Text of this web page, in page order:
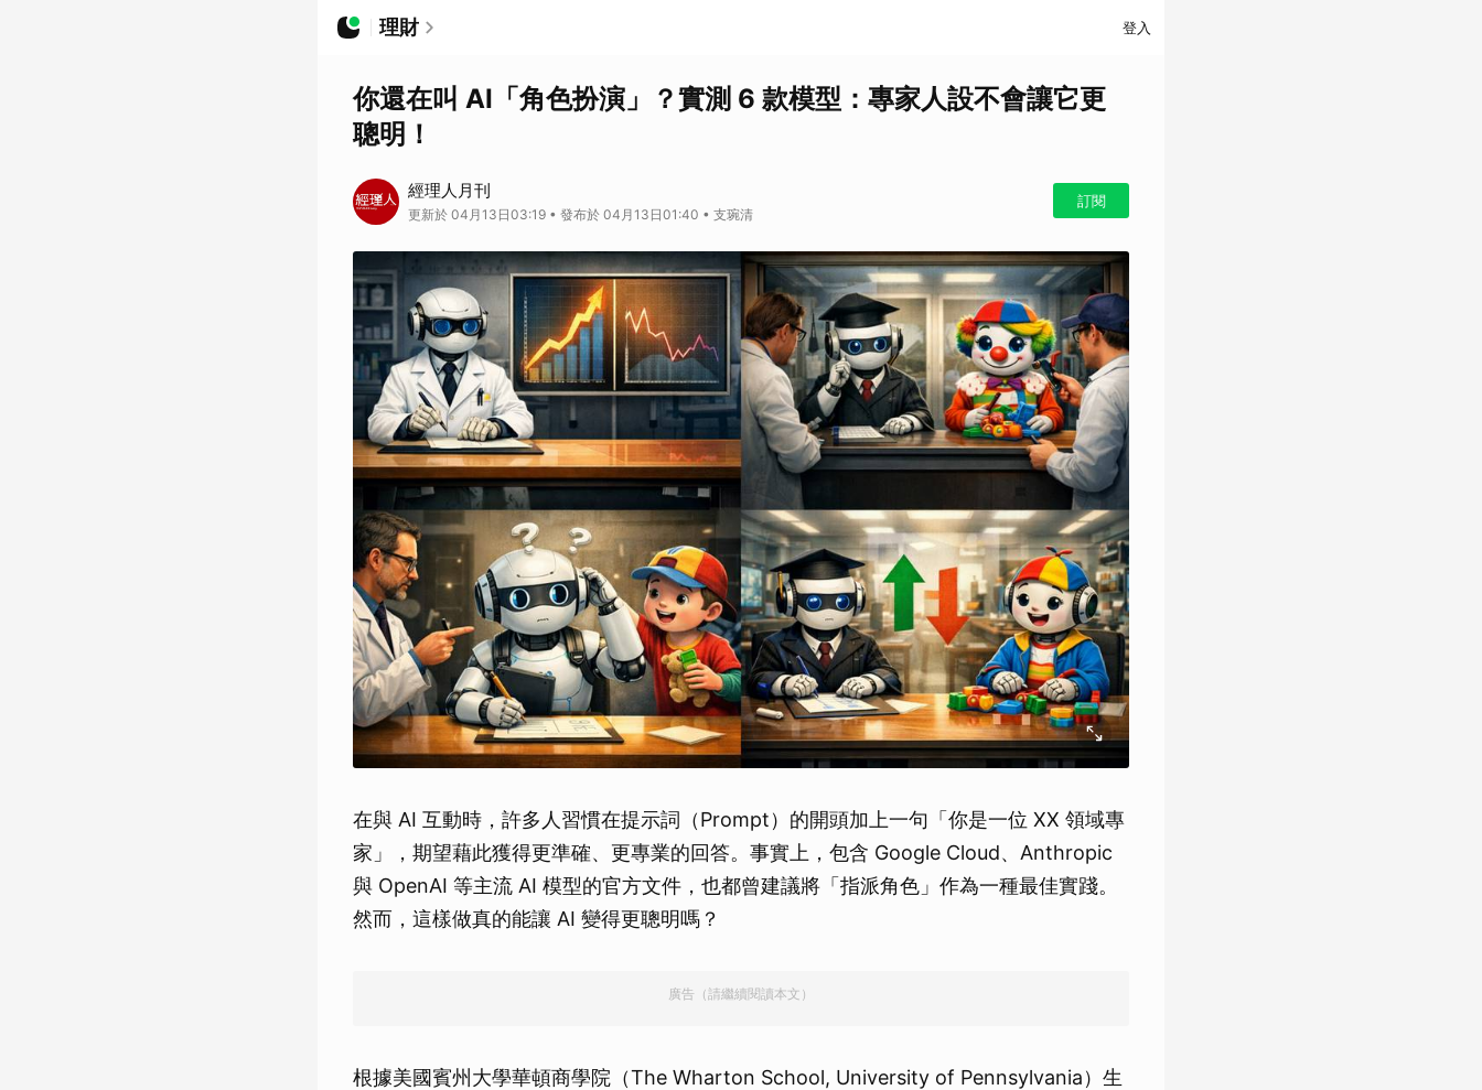
理財 登入
你還在叫 AI「角色扮演」？實測 6 款模型：專家人設不會讓它更
聰明！
經理人月刊
更新於 04月13日03:19 • 發布於 04月13日01:40 • 支琬清
訂閱
在與 AI 互動時，許多人習慣在提示詞（Prompt）的開頭加上一句「你是一位 XX 領域專
家」，期望藉此獲得更準確、更專業的回答。事實上，包含 Google Cloud、Anthropic
與 OpenAI 等主流 AI 模型的官方文件，也都曾建議將「指派角色」作為一種最佳實踐。
然而，這樣做真的能讓 AI 變得更聰明嗎？
廣告（請繼續閱讀本文）
根據美國賓州大學華頓商學院（The Wharton School, University of Pennsylvania）生